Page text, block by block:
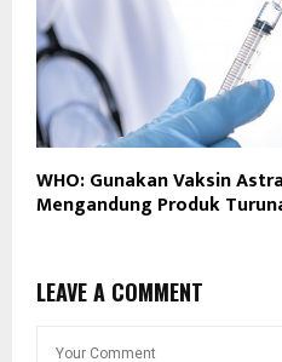
WHO: Gunakan Vaksin
Mengandung Produk
LEAVE A COMMENT